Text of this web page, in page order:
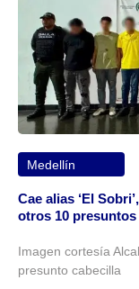
Medellín
Cae alias ‘El
otros 10
Imagen cortesía
presunto cabecilla